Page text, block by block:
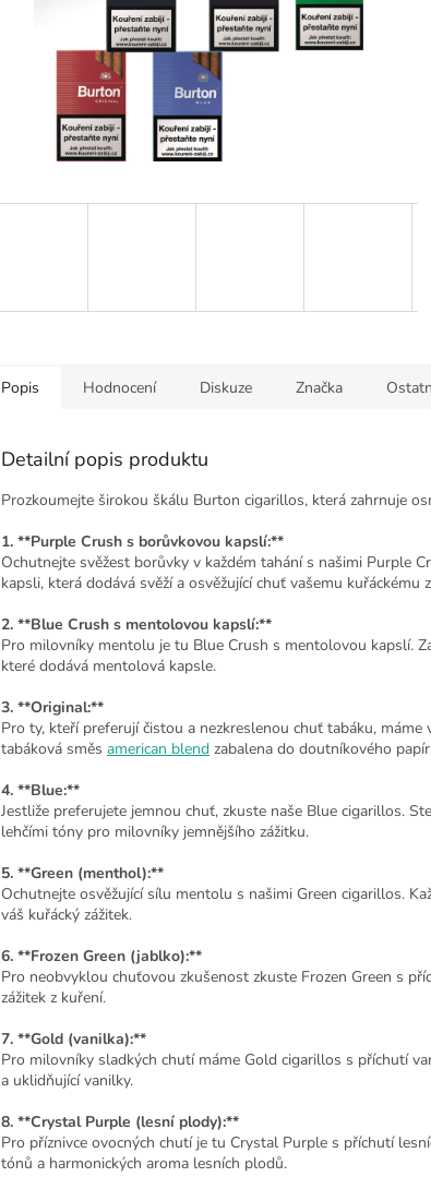
Popis Hodnocení Diskuze Značka
Detailní popis produktu
Prozkoumejte širokou škálu Burton cigarillos, která zahrnuje
1. **Purple Crush s borůvkovou kapslí:**
Ochutnejte svěžest borůvky v každém tahání s našimi Purple
kapsli, která dodává svěží a osvěžující chuť vašemu kuřáckému
2. **Blue Crush s mentolovou kapslí:**
Pro milovníky mentolu je tu Blue Crush s mentolovou kapslí.
které dodává mentolová kapsle.
3. **Original:**
Pro ty, kteří preferují čistou a nezkreslenou chuť tabáku,
tabáková směs american blend zabalena do doutníkového
4. **Blue:**
Jestliže preferujete jemnou chuť, zkuste naše Blue cigarillos.
lehčími tóny pro milovníky jemnějšího zážitku.
5. **Green (menthol):**
Ochutnejte osvěžující sílu mentolu s našimi Green cigarillos.
váš kuřácký zážitek.
6. **Frozen Green (jablko):**
Pro neobvyklou chuťovou zkušenost zkuste Frozen Green s
zážitek z kuření.
7. **Gold (vanilka):**
Pro milovníky sladkých chutí máme Gold cigarillos s příchutí
a uklidňující vanilky.
8. **Crystal Purple (lesní plody):**
Pro příznivce ovocných chutí je tu Crystal Purple s příchutí
tónů a harmonických aroma lesních plodů.